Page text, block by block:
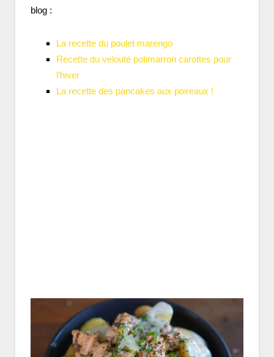
blog :
La recette du poulet marengo
Recette du velouté potimarron carottes pour
l’hiver
La recette des pancakes aux poireaux !